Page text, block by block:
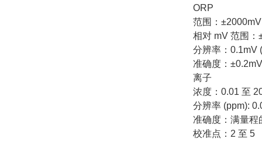
ORP
范围：±2000mV
相对 mV 范围：
分辨率：0.1mV
准确度：
离子
浓度：0.01 至
分辨率 (ppm):
准确度：满量程
校准点：2 至 5